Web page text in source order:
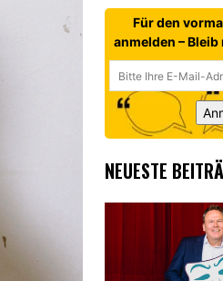
Für den
anmelden –
NEUESTE